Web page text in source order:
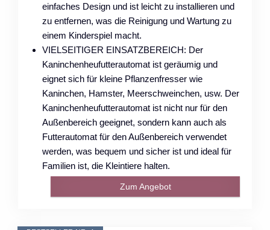
einfaches Design und ist leicht zu installieren und
zu entfernen, was die Reinigung und Wartung zu
einem Kinderspiel macht.
VIELSEITIGER EINSATZBEREICH: Der
Kaninchenheufutterautomat ist geräumig und
eignet sich für kleine Pflanzenfresser wie
Kaninchen, Hamster, Meerschweinchen, usw. Der
Kaninchenheufutterautomat ist nicht nur für den
Außenbereich geeignet, sondern kann auch als
Futterautomat für den Außenbereich verwendet
werden, was bequem und sicher ist und ideal für
Familien ist, die Kleintiere halten.
Zum Angebot